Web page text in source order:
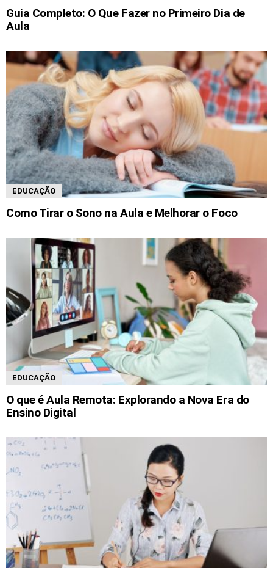
Guia Completo: O Que Fazer no Primeiro Dia de
Aula
EDUCAÇÃO
Como Tirar o Sono na Aula e Melhorar o Foco
EDUCAÇÃO
O que é Aula Remota: Explorando a Nova Era do
Ensino Digital